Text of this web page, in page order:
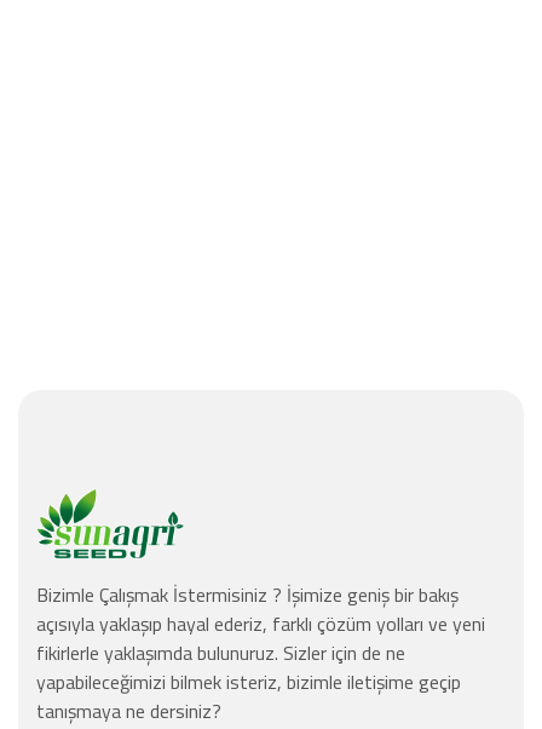
Bizimle Çalışmak İstermisiniz ? İşimize geniş bir bakış
açısıyla yaklaşıp hayal ederiz, farklı çözüm yolları ve yeni
fikirlerle yaklaşımda bulunuruz. Sizler için de ne
yapabileceğimizi bilmek isteriz, bizimle iletişime geçip
tanışmaya ne dersiniz?